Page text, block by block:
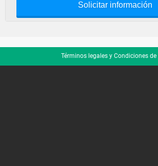
Solicitar información
Términos legales y Condiciones de